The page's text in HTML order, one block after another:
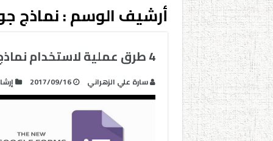
أرشيف الوسم :نماذج
4 طرق عملية لاستخدام نماذج جوجل Google forms في التعليم
سارة علي الزهراني 2017/09/16